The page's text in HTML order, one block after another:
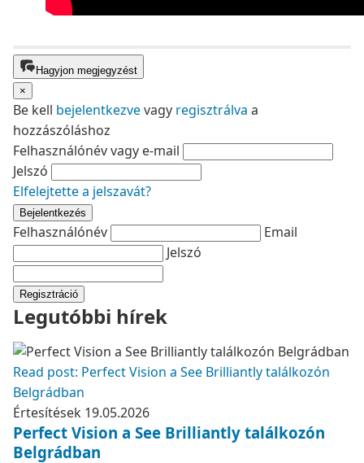
Hagyjon megjegyzést
×
Be kell bejelentkezvevagy regisztrálva a
hozzászóláshoz
Felhasználónév vagy e-mail
Jelszó
Elfelejtette a jelszavát?
Bejelentkezés
Felhasználónév
Email
Jelszó
Regisztráció
Legutóbbi hírek
Read post: Perfect Vision a See Brilliantly találkozón
Belgrádban
Értesítések 19.05.2026
Perfect Vision a See Brilliantly találkozón
Belgrádban